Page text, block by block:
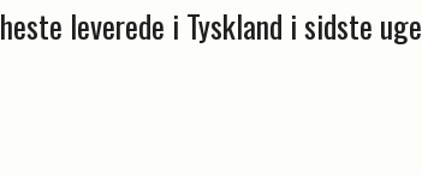
leverede i Tyskland i sidste uge